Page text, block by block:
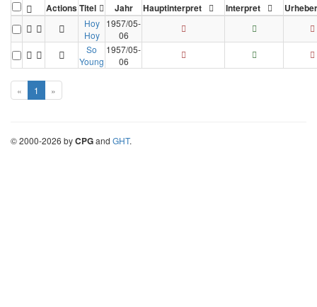
ActionsTitel Jahr Hauptinterpret Interpret Urheber
Hoy
Hoy
1957/05-
06
So
Young
1957/05-
06
« 1 »
©2000-2026 byCPGand GHT.